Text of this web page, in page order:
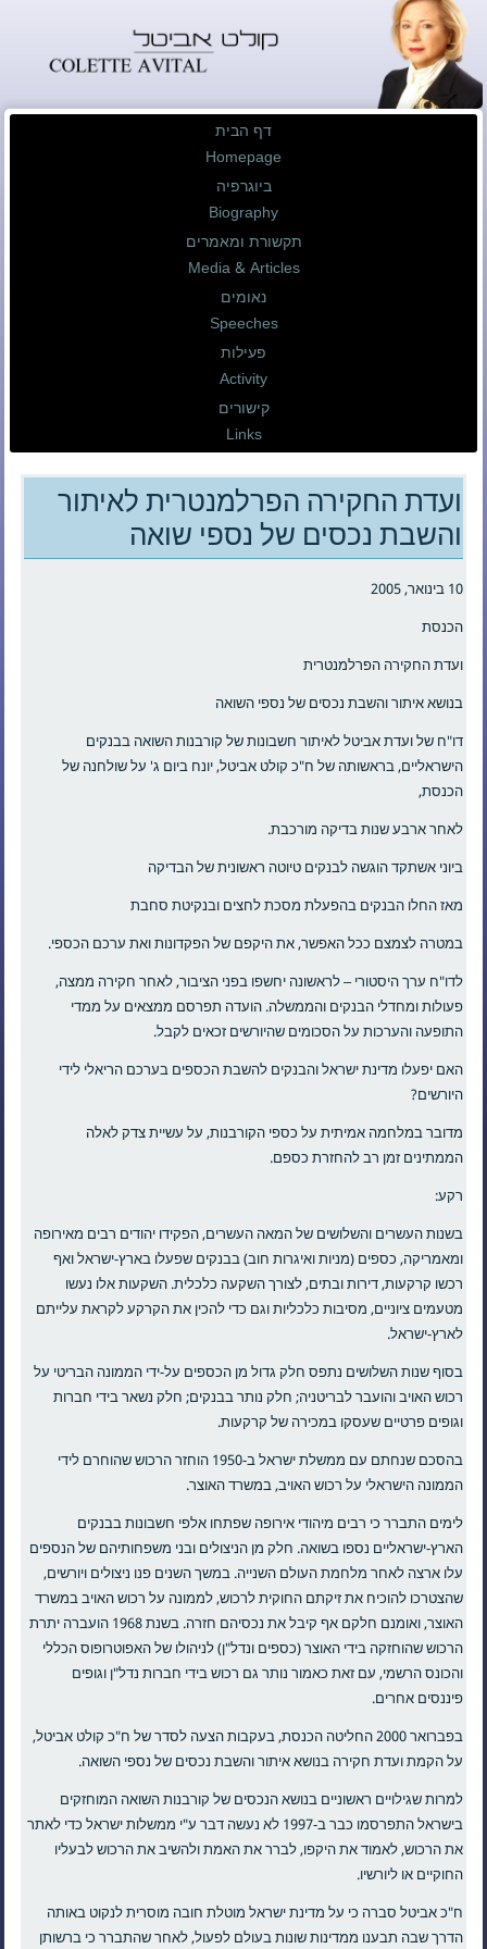
דף הבית
Homepage
ביוגרפיה
Biography
תקשורת ומאמרים
Media & Articles
נאומים
Speeches
פעילות
Activity
קישורים
Links
ועדת החקירה הפרלמנטרית לאיתור
והשבת נכסים של נספי שואה
10 בינואר, 2005
הכנסת
ועדת החקירה הפרלמנטרית
בנושא איתור והשבת נכסים של נספי השואה
דו"ח של ועדת אביטל לאיתור חשבונות של קורבנות השואה בבנקים
הישראליים, בראשותה של ח"כ קולט אביטל, יונח ביום ג' על שולחנה של
הכנסת,
לאחר ארבע שנות בדיקה מורכבת.
ביוני אשתקד הוגשה לבנקים טיוטה ראשונית של הבדיקה
מאז החלו הבנקים בהפעלת מסכת לחצים ובנקיטת סחבת
במטרה לצמצם ככל האפשר, את היקפם של הפקדונות ואת ערכם הכספי.
לדו"ח ערך היסטורי – לראשונה יחשפו בפני הציבור, לאחר חקירה ממצה,
פעולות ומחדלי הבנקים והממשלה. הועדה תפרסם ממצאים על ממדי
התופעה והערכות על הסכומים שהיורשים זכאים לקבל.
האם יפעלו מדינת ישראל והבנקים להשבת הכספים בערכם הריאלי לידי
היורשים?
מדובר במלחמה אמיתית על כספי הקורבנות, על עשיית צדק לאלה
הממתינים זמן רב להחזרת כספם.
רקע:
בשנות העשרים והשלושים של המאה העשרים, הפקידו יהודים רבים מאירופה
ומאמריקה, כספים (מניות ואיגרות חוב) בבנקים שפעלו בארץ-ישראל ואף
רכשו קרקעות, דירות ובתים, לצורך השקעה כלכלית. השקעות אלו נעשו
מטעמים ציוניים, מסיבות כלכליות וגם כדי להכין את הקרקע לקראת עלייתם
לארץ-ישראל.
בסוף שנות השלושים נתפס חלק גדול מן הכספים על-ידי הממונה הבריטי על
רכוש האויב והועבר לבריטניה; חלק נותר בבנקים; חלק נשאר בידי חברות
וגופים פרטיים שעסקו במכירה של קרקעות.
בהסכם שנחתם עם ממשלת ישראל ב-1950 הוחזר הרכוש שהוחרם לידי
הממונה הישראלי על רכוש האויב, במשרד האוצר.
לימים התברר כי רבים מיהודי אירופה שפתחו אלפי חשבונות בבנקים
הארץ-ישראליים נספו בשואה. חלק מן הניצולים ובני משפחותיהם של הנספים
עלו ארצה לאחר מלחמת העולם השנייה. במשך השנים פנו ניצולים ויורשים,
שהצטרכו להוכיח את זיקתם החוקית לרכוש, לממונה על רכוש האויב במשרד
האוצר, ואומנם חלקם אף קיבל את נכסיהם חזרה. בשנת 1968 הועברה יתרת
הרכוש שהוחזקה בידי האוצר (כספים ונדל"ן) לניהולו של האפוטרופוס הכללי
והכונס הרשמי, עם זאת כאמור נותר גם רכוש בידי חברות נדל"ן וגופים
פיננסים אחרים.
בפברואר 2000 החליטה הכנסת, בעקבות הצעה לסדר של ח"כ קולט אביטל,
על הקמת ועדת חקירה בנושא איתור והשבת נכסים של נספי השואה.
למרות שגילויים ראשוניים בנושא הנכסים של קורבנות השואה המוחזקים
בישראל התפרסמו כבר ב-1997 לא נעשה דבר ע"י ממשלות ישראל כדי לאתר
את הרכוש, לאמוד את היקפו, לברר את האמת ולהשיב את הרכוש לבעליו
החוקיים או ליורשיו.
ח"כ אביטל סברה כי על מדינת ישראל מוטלת חובה מוסרית לנקוט באותה
הדרך שבה תבענו ממדינות שונות בעולם לפעול, לאחר שהתברר כי ברשותן